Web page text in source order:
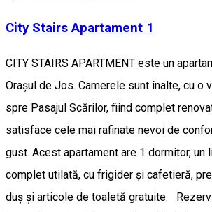
City Stairs Apartament 1
CITY STAIRS APARTMENT este un
Orașul de Jos. Camerele sunt înalte, cu o
spre Pasajul Scărilor, fiind complet
satisface cele mai rafinate nevoi de
gust. Acest apartament are 1 dormitor, un
complet utilată, cu frigider și cafetieră,
duș și articole de toaletă gratuite.